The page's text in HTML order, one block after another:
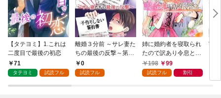
【タテヨミ】1.これは
二度目で最後の初恋
71
タテヨミ 試読フル
離婚３分前 ～サレ妻た
ちの最後の反撃～第1
話0
試読フル
姉に婚約者を寝取られ
たので訳あり令息と結
婚して辺境へと向かい
ます ～苦労の先に待っ
198 99
試読フル 割引
実